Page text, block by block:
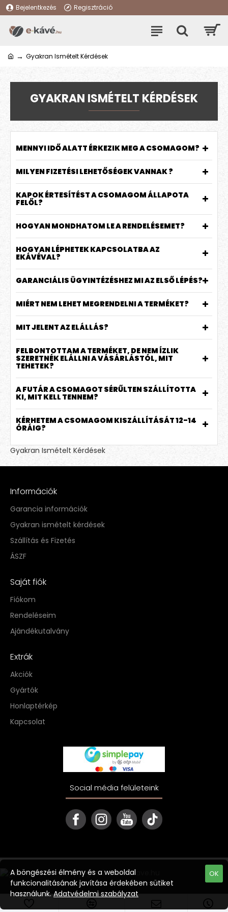
Bejelentkezés Regisztráció
Gyakran Ismételt Kérdések
GYAKRAN ISMÉTELT KÉRDÉSEK
MENNYI IDŐ ALATT ÉRKEZIK MEG A CSOMAGOM?
MILYEN FIZETÉSI LEHETŐSÉGEK VANNAK ?
KAPOK ÉRTESÍTÉST A CSOMAGOM ÁLLAPOTA
FELŐL?
HOGYAN MONDHATOM LE A RENDELÉSEMET?
HOGYAN LÉPHETEK KAPCSOLATBA AZ
EKÁVÉVAL?
GARANCIÁLIS ÜGYINTÉZÉSHEZ MI AZ ELSŐ LÉPÉS?
MIÉRT NEM LEHET MEGRENDELNI A TERMÉKET?
MIT JELENT AZ ELÁLLÁS?
FELBONTOTTAM A TERMÉKET, DE NEM ÍZLIK
SZERETNÉK ELÁLLNI A VÁSÁRLÁSTÓL, MIT
TEHETEK?
A FUTÁR A CSOMAGOT SÉRŰLTEN SZÁLLÍTOTTA
KI, MIT KELL TENNEM?
KÉRHETEM A CSOMAGOM KISZÁLLÍTÁSÁT 12-14
ÓRÁIG?
Gyakran Ismételt Kérdések
Információk
Garancia információk
Gyakran ismételt kérdések
Szállítás és Fizetés
ÁSZF
Saját fiók
Fiókom
Rendeléseim
Ajándékutalvány
Extrák
Akciók
Gyártók
Honlaptérkép
Kapcsolat
Social média felületeink
Copyright © 2022 ekave.hu OK
A böngészési élmény és a weboldal
funkcionalitásának javítása érdekében sütiket
használunk. Adatvédelmi szabályzat